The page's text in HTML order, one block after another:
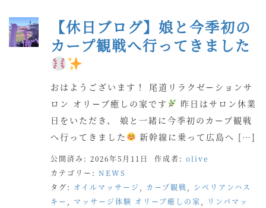
【休日ブログ】娘と今季初の
カープ観戦へ行ってきました
おはようございます！ 尾道リラクゼーションサ
ロン オリーブ癒しの家です
昨日はサロン休業
日をいただき、 娘と一緒に今季初のカープ観戦
へ行ってきました
新幹線に乗って広島へ […]
公開済み: 2026年5月11日 作成者: olive
カテゴリー: NEWS
タグ: オイルマッサージ カープ観戦
シベリアンハス
キー
マッサージ体験 オリーブ癒しの家 リンパマッ